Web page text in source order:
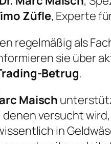
Züfle, Experte
regelmäßig als
sie über
Betrug.
Maisch
denen versucht
in